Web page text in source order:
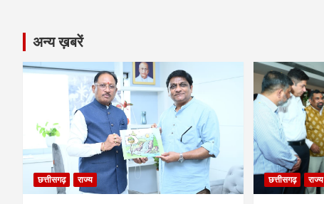
अन्य ख़बरें
छत्तीसगढ़ राज्य छत्तीसगढ़ राज्य